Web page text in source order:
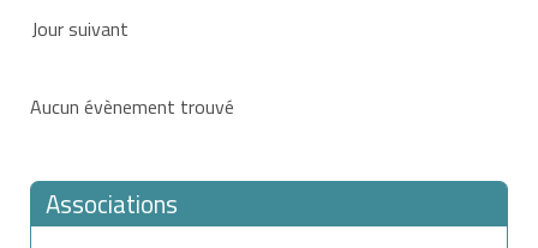
Jour suivant
Aucun évènement trouvé
Associations